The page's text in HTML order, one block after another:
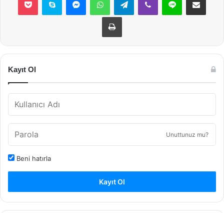
Yazdır
Kayıt Ol
Unuttunuz mu?
Beni hatırla
Kayıt Ol